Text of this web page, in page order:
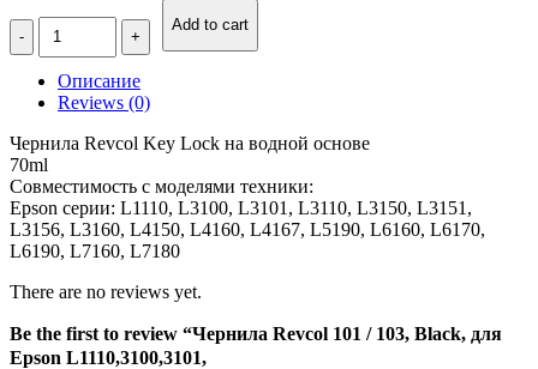
Количество
Чернила
103,
Black,
для
Epson
L1110,3100,3101,
70ml
Add to cart
Описание
Reviews (0)
Чернила Revcol Key Lock на водной основе
70ml
Совместимость с моделями техники:
Epson серии: L1110, L3100, L3101, L3110, L3150, L3151,
L3156, L3160, L4150, L4160, L4167, L5190, L6160, L6170,
L6190, L7160, L7180
There are no reviews yet.
Be the first to review “Чернила Revcol 101 / 103, Black, для
Epson L1110,3100,3101,